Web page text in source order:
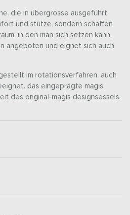
die in übergrösse ausgeführt
und stütze, sondern schaffen
in den man sich setzen kann.
angeboten und eignet sich auch
im rotationsverfahren. auch
das eingeprägte magis
des original-magis designsessels.